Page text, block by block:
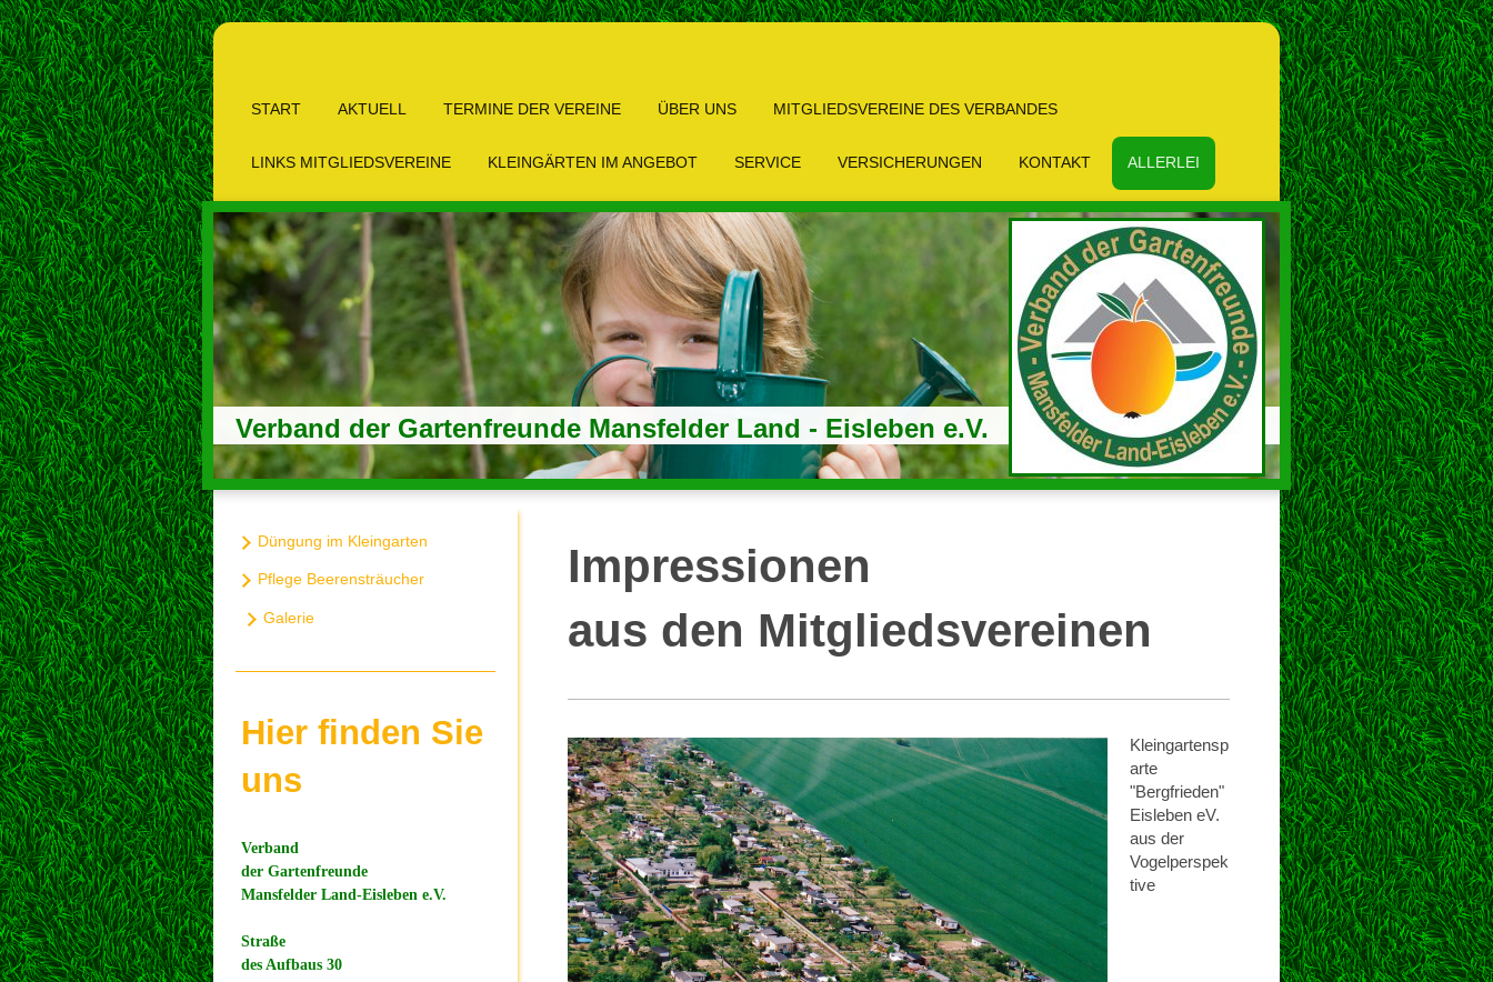
START AKTUELL TERMINE DER VEREINE ÜBER UNS MITGLIEDSVEREINE DES VERBANDES
LINKS MITGLIEDSVEREINE KLEINGÄRTEN IM ANGEBOT SERVICE VERSICHERUNGEN KONTAKT ALLERLEI
Verband der Gartenfreunde Mansfelder Land - Eisleben e.V.
Impressionen
aus den Mitgliedsvereinen
Kleingartensp
arte
"Bergfrieden"
Eisleben eV.
aus der
Vogelperspek
tive
Düngung im Kleingarten
Pflege Beerensträucher
Galerie
Hier finden Sie
uns
Verband
der Gartenfreunde
Mansfelder Land-Eisleben e.V.
Straße
des Aufbaus 30